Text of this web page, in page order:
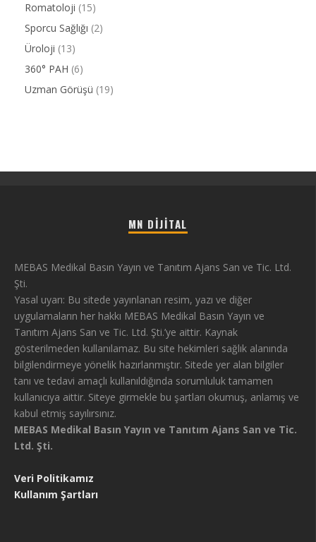
Romatoloji (15)
Sporcu Sağlığı (2)
Üroloji (13)
360° PAH (6)
Uzman Görüşü (19)
MN DIJITAL
MEBAS Medikal Basın Yayın ve Tanıtım Ajans San ve Tic. Ltd.
Şti.
Yasal uyarı: Bu sitede yayınlanan resim, yazı ve diğer
uygulamaların her hakkı MEBAS Medikal Basın Yayın ve
Tanıtım Ajans San ve Tic. Ltd. Şti.’ye aittir. Kaynak
gösterilmeden kullanılamaz. Bu site hekimleri sağlık alanında
bilgilendirmeye yönelik hazırlanmıştır. Sitede yer alan bilgiler
tanı ve tedavi amaçlı kullanıldığında sorumluluk tamamen
kullanıcıya aittir. Siteye girmekle bu şartları okumuş, anlamış ve
kabul etmiş sayılırsınız.
MEBAS Medikal Basın Yayın ve Tanıtım Ajans San ve Tic.
Ltd. Şti.
Veri Politikamız
Kullanım Şartları